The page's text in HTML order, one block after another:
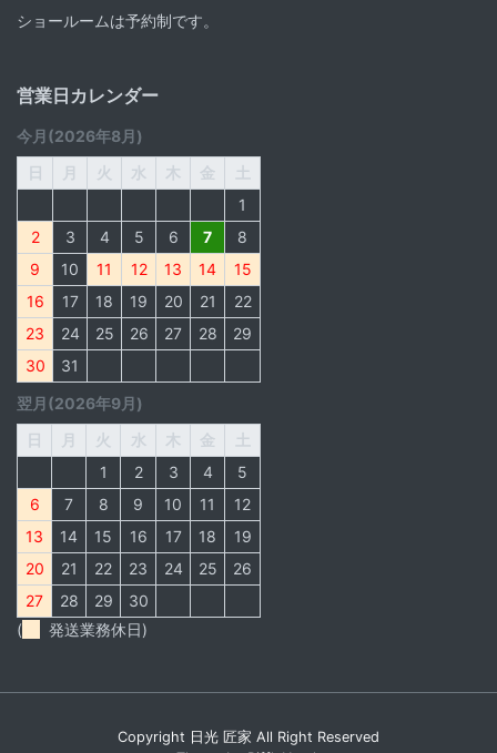
ショールームは予約制です。
営業日カレンダー
今月(2026年8月)
日
月 火 水 木 金
土
1
2
3 4 5 6 7
8
9
10 11 12 13 14
15
16
17 18 19 20 21
22
23
24 25 26 27 28
29
30
31
翌月(2026年9月)
日
月 火 水 木 金
土
1
2 3 4
5
6
7 8 9 10 11
12
13
14 15 16 17 18
19
20
21 22 23 24 25
26
27
28 29
30
(
発送業務休日)
Copyright 日光 匠家 All Right Reserved